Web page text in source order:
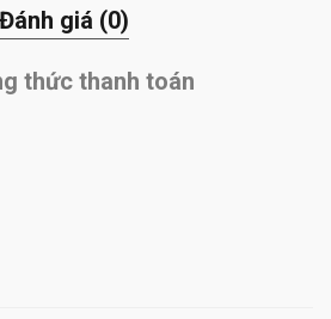
Đánh giá (0)
thức thanh toán